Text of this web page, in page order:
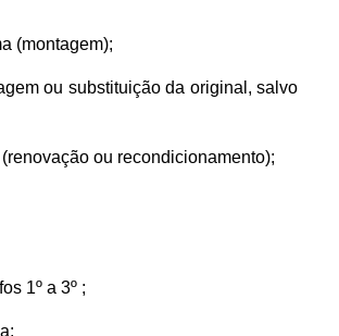
(montagem);
ou substituição da original, salvo
ou recondicionamento);
1º a 3º ;